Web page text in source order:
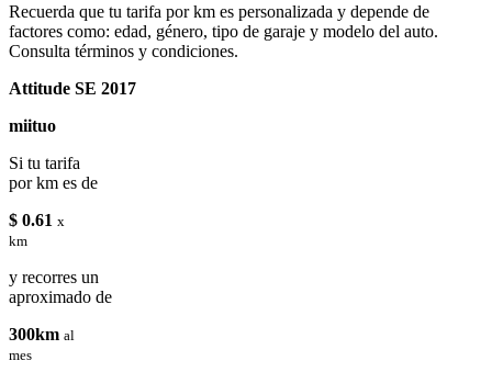
Recuerda que tu tarifa por km es personalizada y depende de
factores como: edad, género, tipo de garaje y modelo del auto.
Consulta términos y condiciones.
Attitude SE 2017
miituo
Si tu tarifa
por km es de
$ 0.61 x
km
y recorres un
aproximado de
300km al
mes